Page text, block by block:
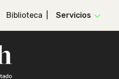
Biblioteca Servicios